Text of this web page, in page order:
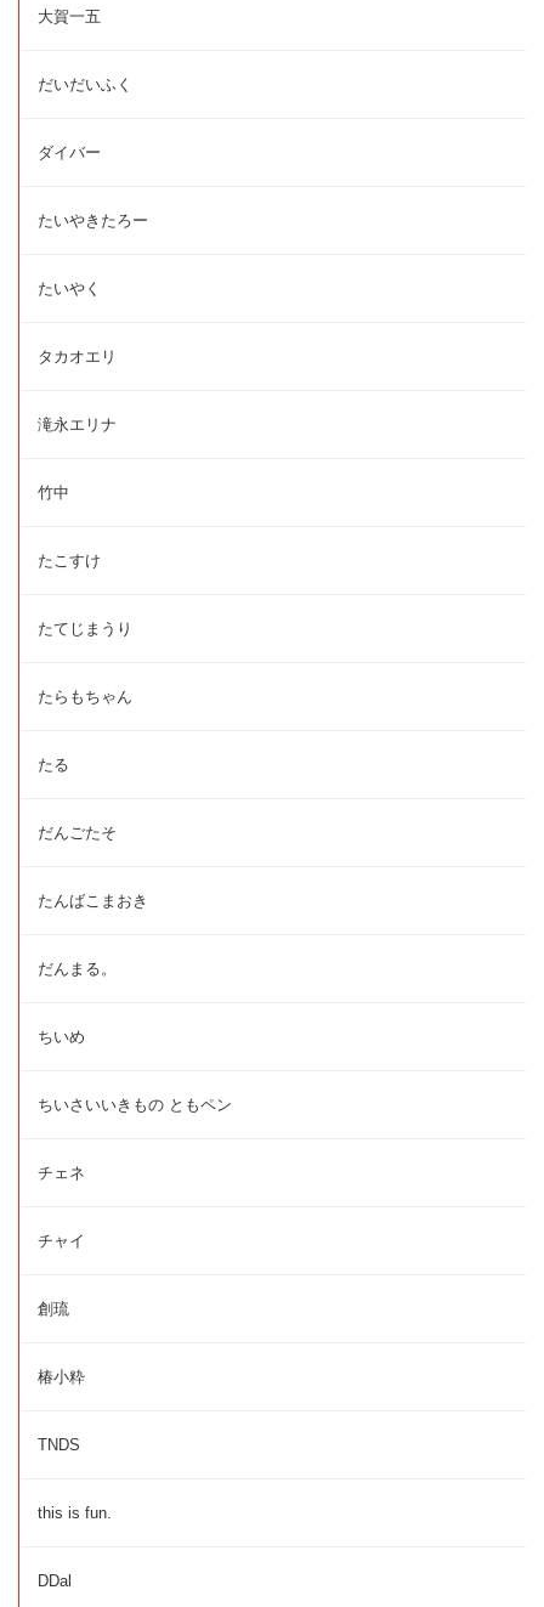
大賀一五
だいだいふく
ダイバー
たいやきたろー
たいやく
タカオエリ
滝永エリナ
竹中
たこすけ
たてじまうり
たらもちゃん
たる
だんごたそ
たんばこまおき
だんまる。
ちいめ
ちいさいいきもの ともペン
チェネ
チャイ
創琉
椿小粋
TNDS
this is fun.
DDal